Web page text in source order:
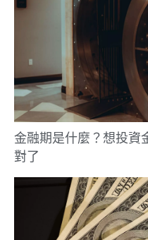
金融期是什麼？想投資
對了